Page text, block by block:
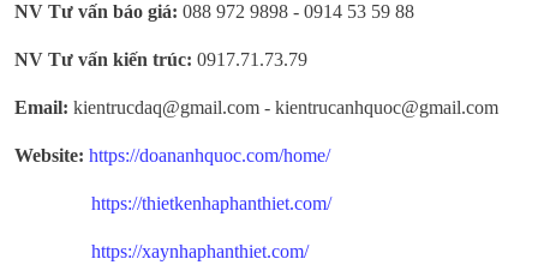
NV Tư vấn báo giá: 088 972 9898 - 0914 53 59 88
NV Tư vấn kiến trúc: 0917.71.73.79
Email: kientrucdaq@gmail.com - kientrucanhquoc@gmail.com
Website: https://doananhquoc.com/home/
https://thietkenhaphanthiet.com/
https://xaynhaphanthiet.com/